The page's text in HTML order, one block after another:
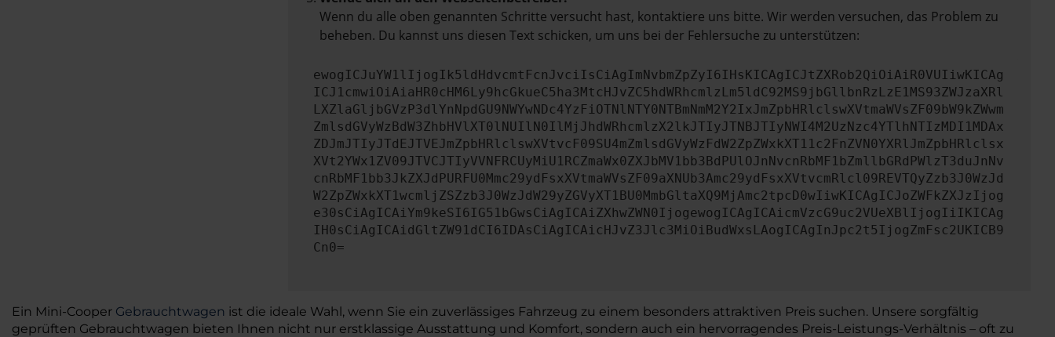
Wenn du alle oben genannten Schritte versucht hast, kontaktiere uns bitte. Wir werden versuchen, das Problem zu
beheben. Du kannst uns diesen Text schicken, um uns bei der Fehlersuche zu unterstützen:
ewogICJuYW1lIjogIk5ldHdvcmtFcnJvciIsCiAgImNvbmZpZyI6IHsKICAgICJtZXRob2QiOiAiR0VUIiwKICAg
ICJ1cmwiOiAiaHR0cHM6Ly9hcGkueC5ha3MtcHJvZC5hdWRhcmlzLm5ldC92MS9jbGllbnRzLzE1MS93ZWJzaXRl
LXZlaGljbGVzP3dlYnNpdGU9NWYwNDc4YzFiOTNlNTY0NTBmNmM2Y2IxJmZpbHRlclswXVtmaWVsZF09bW9kZWwm
ZmlsdGVyWzBdW3ZhbHVlXT0lNUIlN0IlMjJhdWRhcmlzX2lkJTIyJTNBJTIyNWI4M2UzNzc4YTlhNTIzMDI1MDAx
ZDJmJTIyJTdEJTVEJmZpbHRlclswXVtvcF09SU4mZmlsdGVyWzFdW2ZpZWxkXT11c2FnZVN0YXRlJmZpbHRlclsx
XVt2YWx1ZV09JTVCJTIyVVNFRCUyMiU1RCZmaWx0ZXJbMV1bb3BdPUlOJnNvcnRbMF1bZmllbGRdPWlzT3duJnNv
cnRbMF1bb3JkZXJdPURFU0Mmc29ydFsxXVtmaWVsZF09aXNUb3Amc29ydFsxXVtvcmRlcl09REVTQyZzb3J0WzJd
W2ZpZWxkXT1wcmljZSZzb3J0WzJdW29yZGVyXT1BU0MmbGltaXQ9MjAmc2tpcD0wIiwKICAgICJoZWFkZXJzIjog
e30sCiAgICAiYm9keSI6IG51bGwsCiAgICAiZXhwZWN0IjogewogICAgICAicmVzcG9uc2VUeXBlIjogIiIKICAg
IH0sCiAgICAidGltZW91dCI6IDAsCiAgICAicHJvZ3Jlc3MiOiBudWxsLAogICAgInJpc2t5IjogZmFsc2UKICB9
Cn0=
Ein Mini-Cooper Gebrauchtwagen ist die ideale Wahl, wenn Sie ein zuverlässiges Fahrzeug zu einem besonders attraktiven Preis suchen. Unsere sorgfältig
geprüften Gebrauchtwagen bieten Ihnen nicht nur erstklassige Ausstattung und Komfort, sondern auch ein hervorragendes Preis-Leistungs-Verhältnis – oft zu